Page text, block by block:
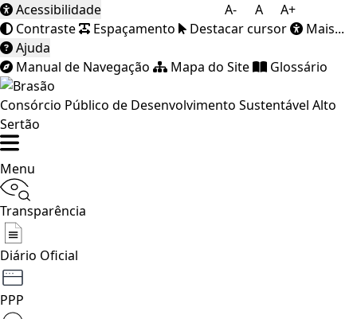
A- A A+
Acessibilidade
Contraste
Espaçamento Destacar cursor
Mais...
Ajuda
Manual de Navegação
Mapa do Site Glossário
Consórcio Público de Desenvolvimento Sustentável Alto
Sertão
Menu
Transparência
Diário Oficial
PPP